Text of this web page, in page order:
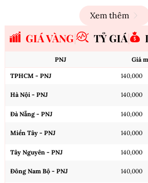
Xem thêm
GIÁ VÀNG TỶ GIÁ
PNJ Giá
TPHCM - PNJ 140,000
Hà Nội - PNJ 140,000
Đà Nẵng - PNJ 140,000
Miền Tây - PNJ 140,000
Tây Nguyên - PNJ 140,000
Đông Nam Bộ - PNJ 140,000